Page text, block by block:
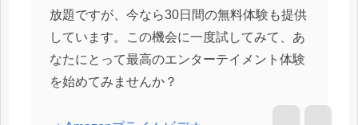
放題ですが、今なら30日間の無料体験も提供
しています。この機会に一度試してみて、あ
なたにとって最高のエンターテイメント体験
を始めてみませんか？